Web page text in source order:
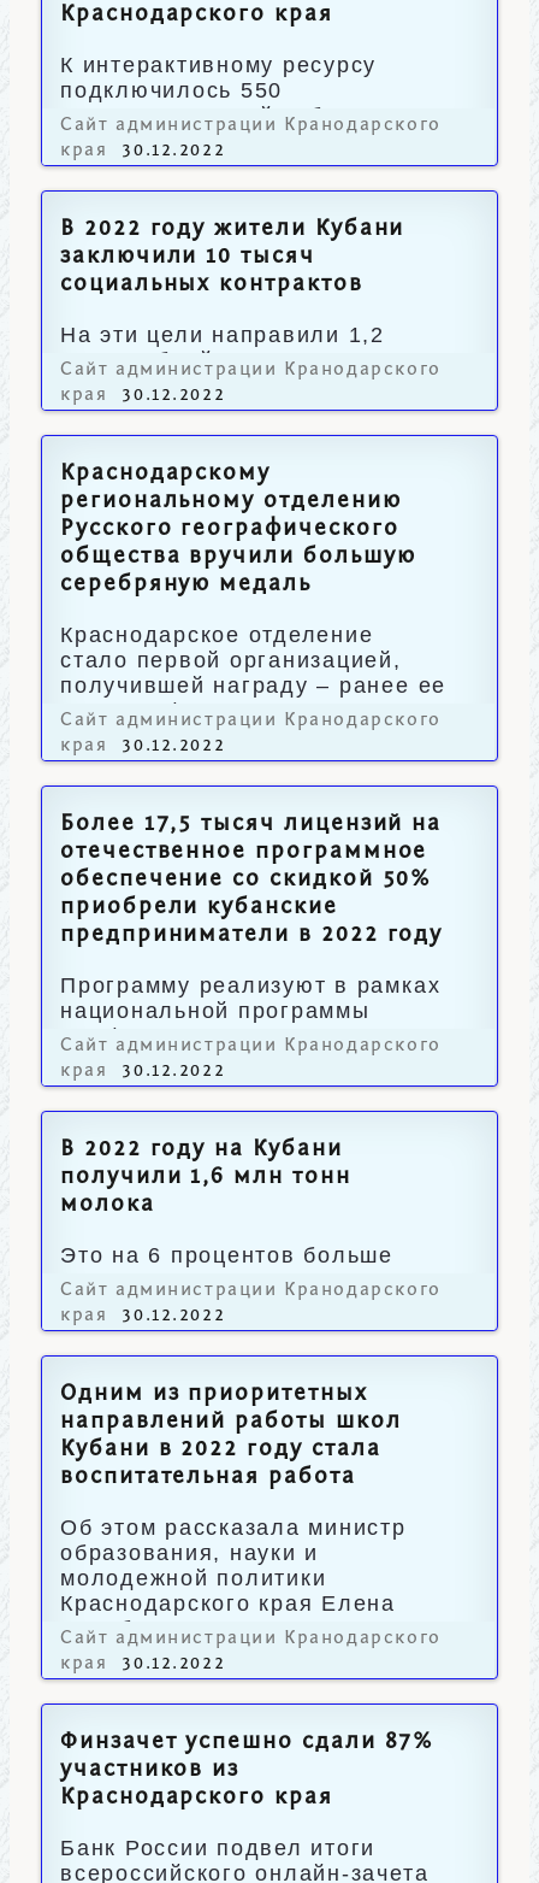
Краснодарского края
К интерактивному ресурсу
подключилось 550
промпредприятий Кубани.
Сайт администрации Кранодарского
края
30.12.2022
В 2022 году жители Кубани
заключили 10 тысяч
социальных контрактов
На эти цели направили 1,2
млрд рублей.
Сайт администрации Кранодарского
края
30.12.2022
Краснодарскому
региональному отделению
Русского географического
общества вручили большую
серебряную медаль
Краснодарское отделение
стало первой организацией,
получившей награду – ранее ее
вручали физическим лицам.
Сайт администрации Кранодарского
края
30.12.2022
Более 17,5 тысяч лицензий на
отечественное программное
обеспечение со скидкой 50%
приобрели кубанские
предприниматели в 2022 году
Программу реализуют в рамках
национальной программы
«Цифровая экономика».
Сайт администрации Кранодарского
края
30.12.2022
В 2022 году на Кубани
получили 1,6 млн тонн
молока
Это на 6 процентов больше
предыдущего года.
Сайт администрации Кранодарского
края
30.12.2022
Одним из приоритетных
направлений работы школ
Кубани в 2022 году стала
воспитательная работа
Об этом рассказала министр
образования, науки и
молодежной политики
Краснодарского края Елена
Воробьева.
Сайт администрации Кранодарского
края
30.12.2022
Финзачет успешно сдали 87%
участников из
Краснодарского края
Банк России подвел итоги
всероссийского онлайн-зачета